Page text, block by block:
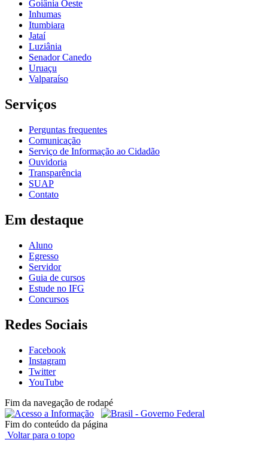
Goiânia Oeste
Inhumas
Itumbiara
Jataí
Luziânia
Senador Canedo
Uruaçu
Valparaíso
Serviços
Perguntas frequentes
Comunicação
Serviço de Informação ao Cidadão
Ouvidoria
Transparência
SUAP
Contato
Em destaque
Aluno
Egresso
Servidor
Guia de cursos
Estude no IFG
Concursos
Redes Sociais
Facebook
Instagram
Twitter
YouTube
Fim da navegação de rodapé
Fim do conteúdo da página
Voltar para o topo